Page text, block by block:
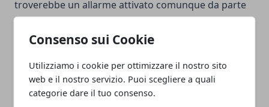
Consenso sui Cookie
Utilizziamo i cookie per ottimizzare il nostro sito
web e il nostro servizio. Puoi scegliere a quali
categorie dare il tuo consenso.
troverebbe un allarme attivato comunque da parte
dei sensori presenti in casa.
Facebook
TwitterWhatsapp